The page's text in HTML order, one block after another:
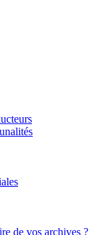
de vos archives ?